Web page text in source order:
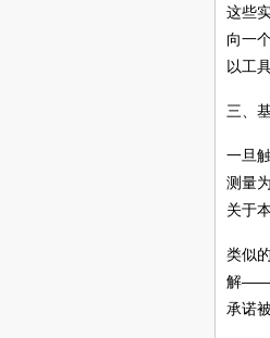
这些
向一
以工
三、
一旦
测量
关于
类似
解——
承诺